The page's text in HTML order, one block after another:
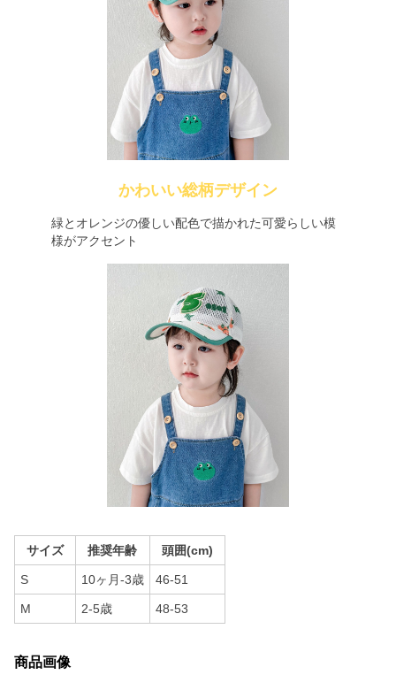
かわいい総柄デザイン
緑とオレンジの優しい配色で描かれた可愛らしい模
様がアクセント
サイズ 推奨年齢 頭囲(cm)
S 10ヶ月-3歳 46-51
M 2-5歳 48-53
商品画像